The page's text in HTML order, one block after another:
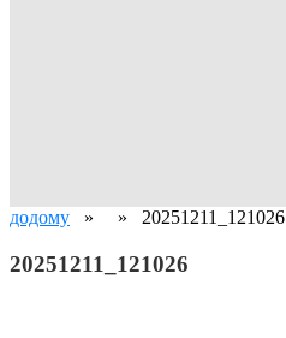
додому » » 20251211_121026
20251211_121026